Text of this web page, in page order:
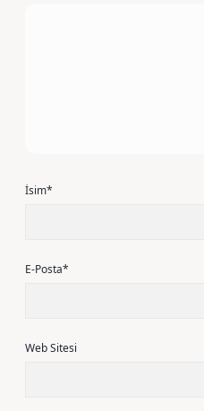
İsim*
E-Posta*
Web Sitesi